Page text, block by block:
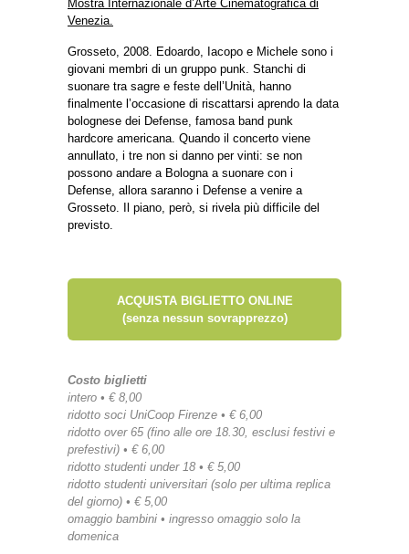
Mostra Internazionale d’Arte Cinematografica di
Venezia.
Grosseto, 2008. Edoardo, Iacopo e Michele sono i
giovani membri di un gruppo punk. Stanchi di
suonare tra sagre e feste dell’Unità, hanno
finalmente l’occasione di riscattarsi aprendo la data
bolognese dei Defense, famosa band punk
hardcore americana. Quando il concerto viene
annullato, i tre non si danno per vinti: se non
possono andare a Bologna a suonare con i
Defense, allora saranno i Defense a venire a
Grosseto. Il piano, però, si rivela più difficile del
previsto.
ACQUISTA BIGLIETTO ONLINE
(senza nessun sovrapprezzo)
Costo biglietti
intero • € 8,00
ridotto soci UniCoop Firenze • € 6,00
ridotto over 65 (fino alle ore 18.30, esclusi festivi e
prefestivi) • € 6,00
ridotto studenti under 18 • € 5,00
ridotto studenti universitari (solo per ultima replica
del giorno) • € 5,00
omaggio bambini • ingresso omaggio solo la
domenica